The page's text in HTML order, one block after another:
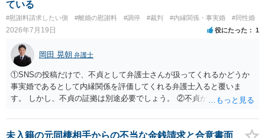
って、交際を終わらせるのがよいと思います。
ている
#慰謝料請求したい側 #離婚の慰謝料 #調停 #裁判 #内縁関係・事実婚 #同性婚
2026年7月19日 役にたった 1
岡田 晃朝 弁護士
①SNSの投稿だけで、不貞として弁護士さんが扱ってくれるかどうか
事実婚であるとして内縁関係を評価してくれる弁護士入ると覆いま
す。 しかし、不貞の証拠は別途必要でしょう。 ②不貞が認められない
消にあたるかどうか そこは協議の余地はあるかもしれませんが、離婚
の場合も相互に帰責性が無ければ（立証できなければ）、慰謝料など
未入籍の元同棲相手からの不当な金銭請求と合意書面